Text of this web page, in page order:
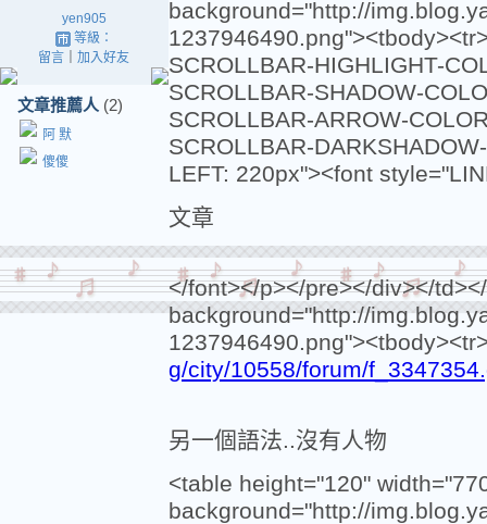
yen905
等級：
留言 ｜加入好友
文章推薦人 (2)
阿 默
傻傻
background="http://
SCROLLBAR-HIGHLIGHT-
SCROLLBAR-SHADOW-
SCROLLBAR-ARROW-
SCROLLBAR-
LEFT: 220px"><font
文章
</font></p></pre></div></
background="http://
g/city/10558/forum/
另一個語法..沒有人物
<table height="120"
background="http://